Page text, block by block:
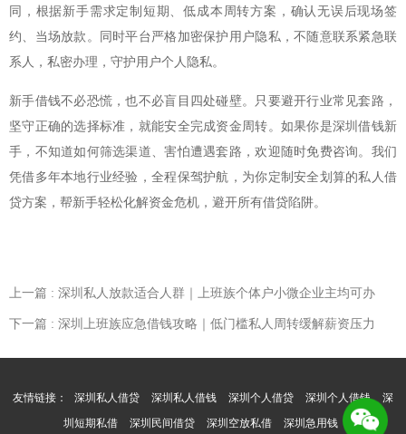
同，根据新手需求定制短期、低成本周转方案，确认无误后现场签
约、当场放款。同时平台严格加密保护用户隐私，不随意联系紧急联
系人，私密办理，守护用户个人隐私。
新手借钱不必恐慌，也不必盲目四处碰壁。只要避开行业常见套路，
坚守正确的选择标准，就能安全完成资金周转。如果你是深圳借钱新
手，不知道如何筛选渠道、害怕遭遇套路，欢迎随时免费咨询。我们
凭借多年本地行业经验，全程保驾护航，为你定制安全划算的私人借
贷方案，帮新手轻松化解资金危机，避开所有借贷陷阱。
上一篇 : 深圳私人放款适合人群｜上班族个体户小微企业主均可办
下一篇 : 深圳上班族应急借钱攻略｜低门槛私人周转缓解薪资压力
友情链接： 深圳私人借贷 深圳私人借钱 深圳个人借贷 深圳个人借钱
深
圳短期私借
深圳民间借贷 深圳空放私借 深圳急用钱